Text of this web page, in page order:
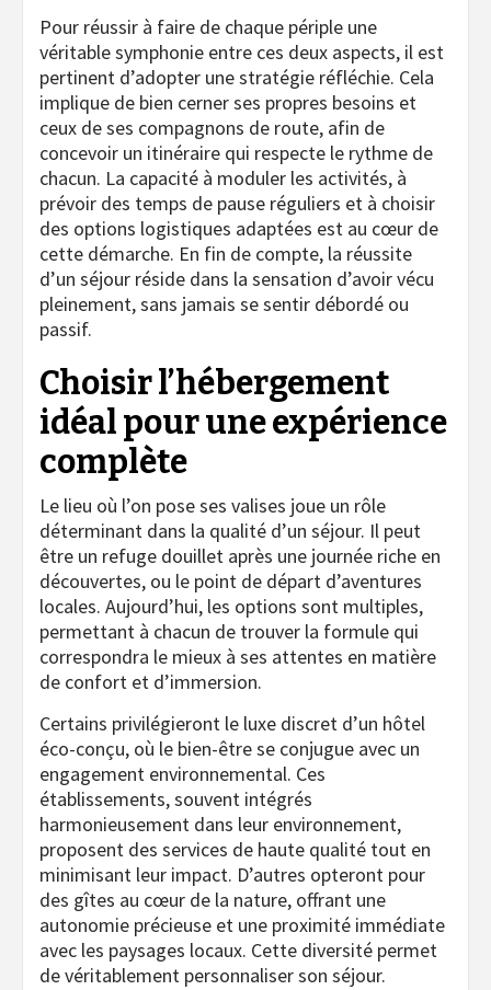
Pour réussir à faire de chaque périple une
véritable symphonie entre ces deux aspects, il est
pertinent d’adopter une stratégie réfléchie. Cela
implique de bien cerner ses propres besoins et
ceux de ses compagnons de route, afin de
concevoir un itinéraire qui respecte le rythme de
chacun. La capacité à moduler les activités, à
prévoir des temps de pause réguliers et à choisir
des options logistiques adaptées est au cœur de
cette démarche. En fin de compte, la réussite
d’un séjour réside dans la sensation d’avoir vécu
pleinement, sans jamais se sentir débordé ou
passif.
Choisir l’hébergement
idéal pour une expérience
complète
Le lieu où l’on pose ses valises joue un rôle
déterminant dans la qualité d’un séjour. Il peut
être un refuge douillet après une journée riche en
découvertes, ou le point de départ d’aventures
locales. Aujourd’hui, les options sont multiples,
permettant à chacun de trouver la formule qui
correspondra le mieux à ses attentes en matière
de confort et d’immersion.
Certains privilégieront le luxe discret d’un hôtel
éco-conçu, où le bien-être se conjugue avec un
engagement environnemental. Ces
établissements, souvent intégrés
harmonieusement dans leur environnement,
proposent des services de haute qualité tout en
minimisant leur impact. D’autres opteront pour
des gîtes au cœur de la nature, offrant une
autonomie précieuse et une proximité immédiate
avec les paysages locaux. Cette diversité permet
de véritablement personnaliser son séjour.